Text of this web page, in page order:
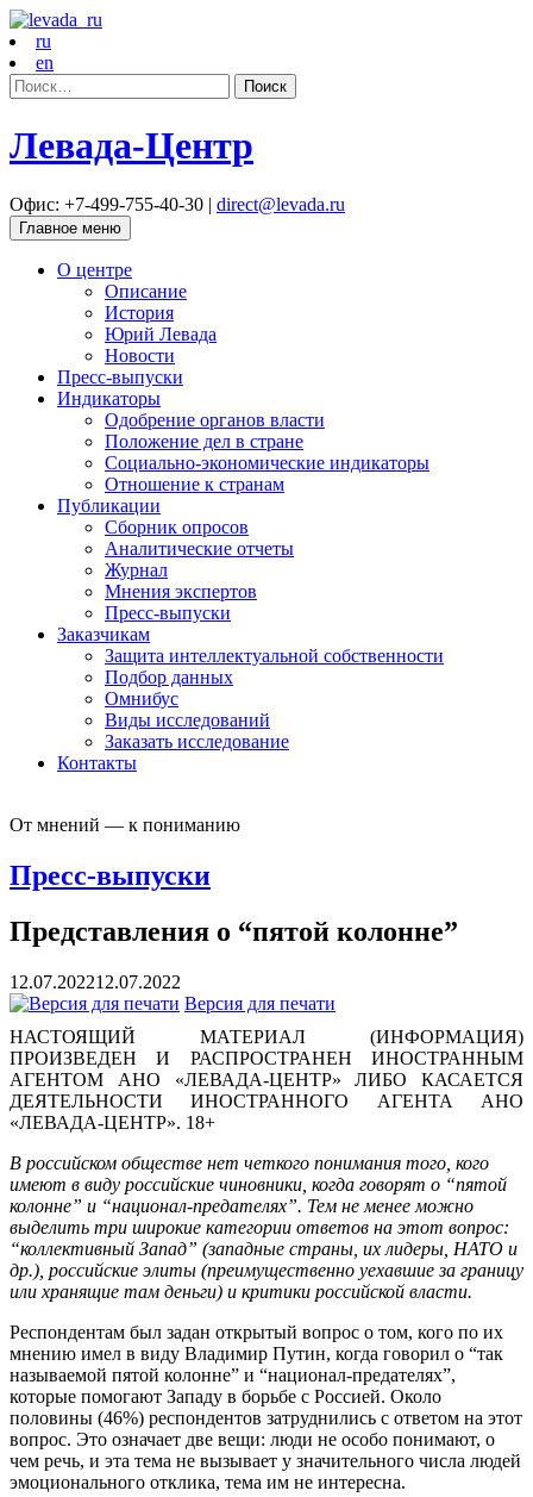
ru
en
Найти:
Левада-Центр
Офис: +7-499-755-40-30 | direct@levada.ru
Главное меню
О центре
Описание
История
Юрий Левада
Новости
Пресс-выпуски
Индикаторы
Одобрение органов власти
Положение дел в стране
Социально-экономические индикаторы
Отношение к странам
Публикации
Сборник опросов
Аналитические отчеты
Журнал
Мнения экспертов
Пресс-выпуски
Заказчикам
Защита интеллектуальной собственности
Подбор данных
Омнибус
Виды исследований
Заказать исследование
Контакты
От мнений — к пониманию
Пресс-выпуски
Представления о “пятой колонне”
12.07.202212.07.2022
Версия для печати
НАСТОЯЩИЙ МАТЕРИАЛ (ИНФОРМАЦИЯ)
ПРОИЗВЕДЕН И РАСПРОСТРАНЕН ИНОСТРАННЫМ
АГЕНТОМ АНО «ЛЕВАДА-ЦЕНТР» ЛИБО КАСАЕТСЯ
ДЕЯТЕЛЬНОСТИ ИНОСТРАННОГО АГЕНТА АНО
«ЛЕВАДА-ЦЕНТР». 18+
В российском обществе нет четкого понимания того, кого
имеют в виду российские чиновники, когда говорят о “пятой
колонне” и “национал-предателях”. Тем не менее можно
выделить три широкие категории ответов на этот вопрос:
“коллективный Запад” (западные страны, их лидеры, НАТО и
др.), российские элиты (преимущественно уехавшие за границу
или хранящие там деньги) и критики российской власти.
Респондентам был задан открытый вопрос о том, кого по их
мнению имел в виду Владимир Путин, когда говорил о “так
называемой пятой колонне” и “национал-предателях”,
которые помогают Западу в борьбе с Россией. Около
половины (46%) респондентов затруднились с ответом на этот
вопрос. Это означает две вещи: люди не особо понимают, о
чем речь, и эта тема не вызывает у значительного числа людей
эмоционального отклика, тема им не интересна.